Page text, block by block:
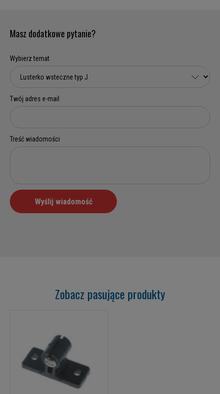
Masz dodatkowe pytanie?
Zobacz pasujące produkty